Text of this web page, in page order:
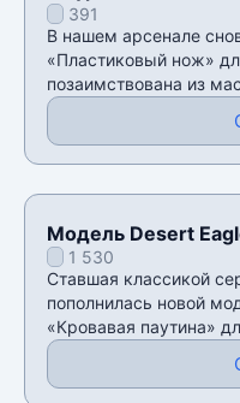
v34391
В нашем арсенале
«Пластиковый нож»
позаимствована из
Модель Desert
для CSS v34
1 530
Ставшая классикой
пополнилась новой
«Кровавая паутина»